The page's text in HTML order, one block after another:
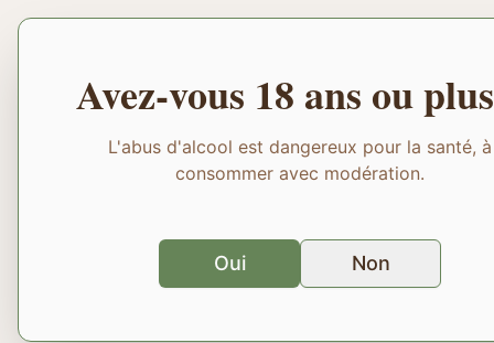
Avez-vous 18 ans ou
L'abus d'alcool est dangereux pour la santé, à
consommer avec modération.
Oui Non